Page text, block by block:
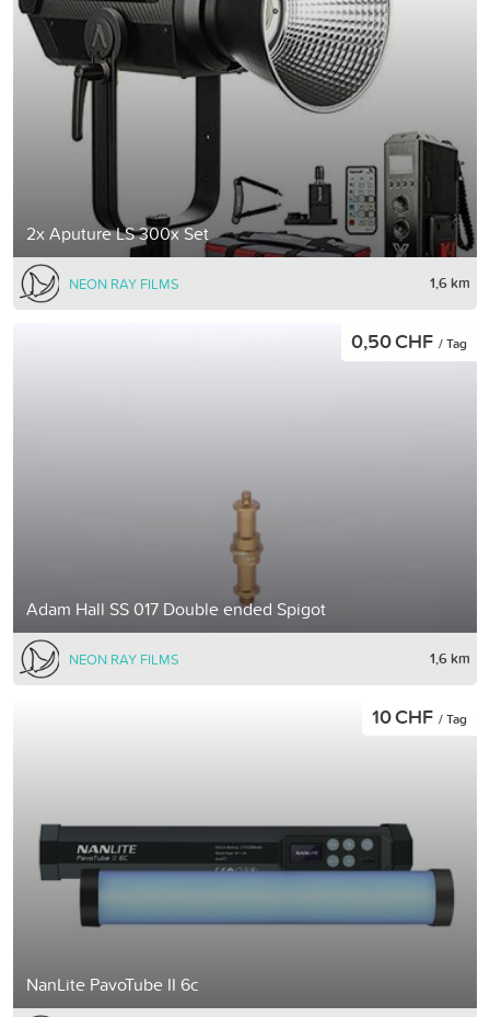
2x Aputure LS 300x Set
NEON RAY FILMS 1,6 km
Adam Hall SS 017 Double ended Spigot
0,50 CHF / Tag
NEON RAY FILMS 1,6 km
NanLite PavoTube II 6c
10 CHF / Tag